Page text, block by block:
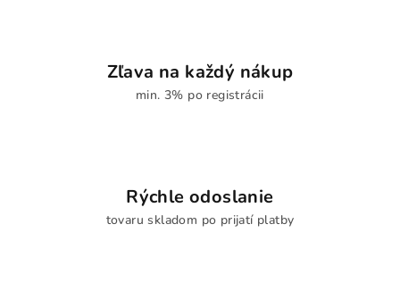
Zľava na každý nákup
min. 3% po registrácii
Rýchle odoslanie
tovaru skladom po prijatí platby